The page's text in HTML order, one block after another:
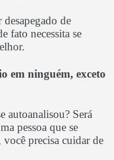
desapegado de
fato necessita se
em ninguém, exceto
autoanalisou? Será
pessoa que se
precisa cuidar de